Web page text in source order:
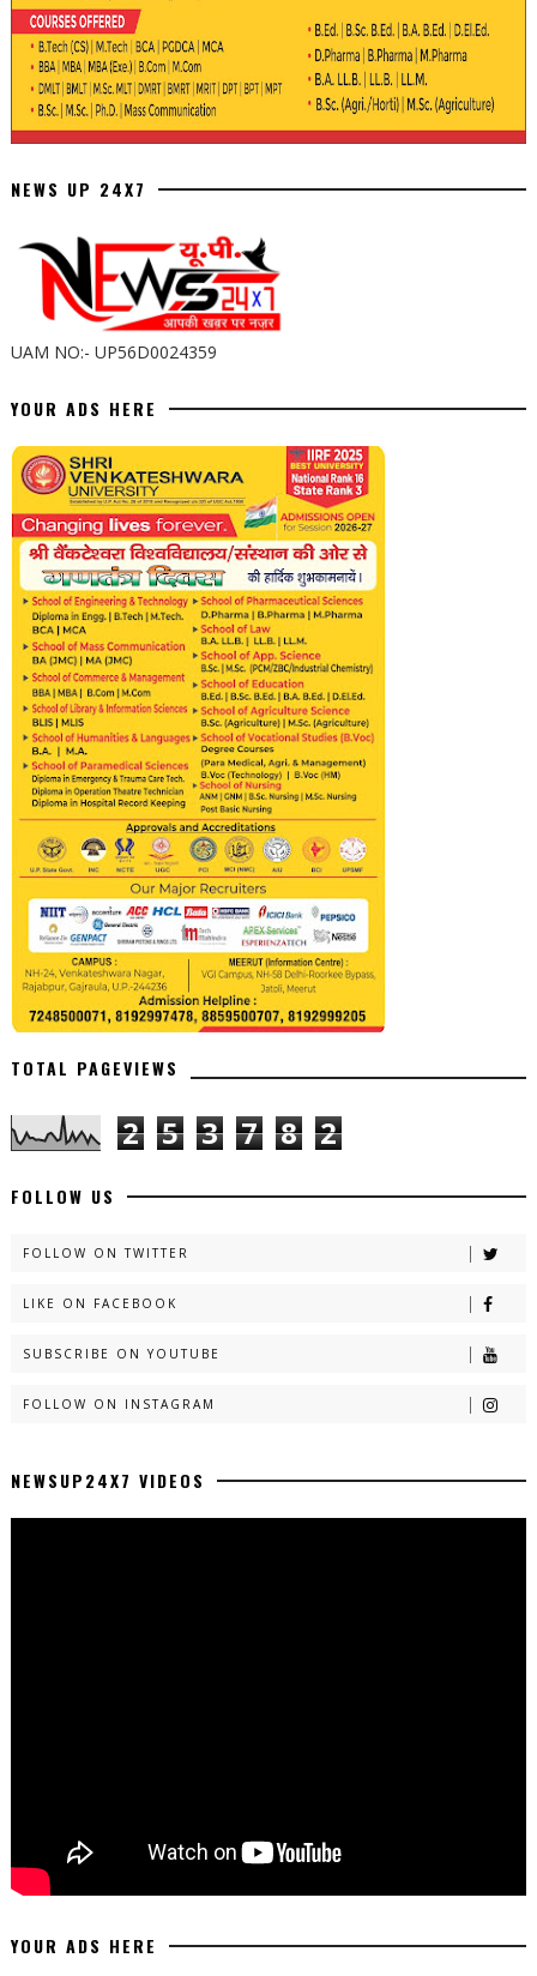
NEWS UP 24X7
UAM NO:- UP56D0024359
YOUR ADS HERE
TOTAL PAGEVIEWS
2 5 3 7 8 2
FOLLOW US
FOLLOW ON TWITTER
LIKE ON FACEBOOK
SUBSCRIBE ON YOUTUBE
FOLLOW ON INSTAGRAM
NEWSUP24X7 VIDEOS
YOUR ADS HERE